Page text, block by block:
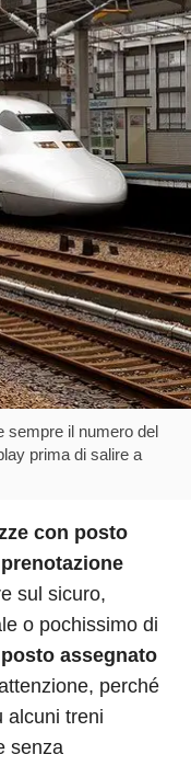
sempre il numero del
prima di salire a
con posto
sul sicuro,
o pochissimo di
assegnato
perché
alcuni treni
senza